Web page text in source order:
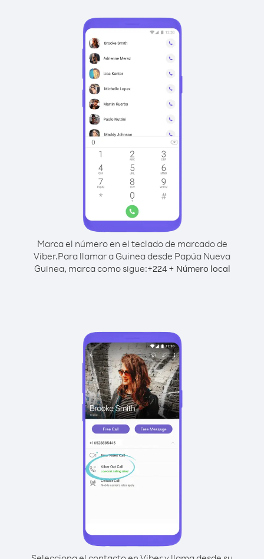
Marca el número en el teclado de marcado de
Viber.Para llamar a Guinea desde Papúa Nueva
Guinea, marca como sigue:+224+ Número local